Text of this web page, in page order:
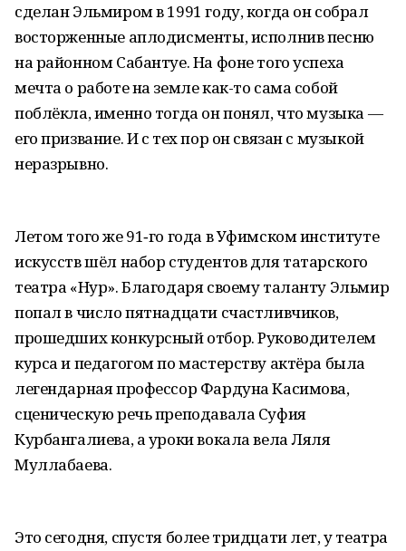
сделан Эльмиром в 1991 году, когда он собрал
восторженные аплодисменты, исполнив песню
на районном Сабантуе. На фоне того успеха
мечта о работе на земле как-то сама собой
поблёкла, именно тогда он понял, что музыка —
его призвание. И с тех пор он связан с музыкой
неразрывно.
Летом того же 91‑го года в Уфимском институте
искусств шёл набор студентов для татарского
театра «Нур». Благодаря своему таланту Эльмир
попал в число пятнадцати счастливчиков,
прошедших конкурсный отбор. Руководителем
курса и педагогом по мастерству актёра была
легендарная профессор Фардуна Касимова,
сценическую речь преподавала Суфия
Курбангалиева, а уроки вокала вела Ляля
Муллабаева.
Это сегодня, спустя более тридцати лет, у театра